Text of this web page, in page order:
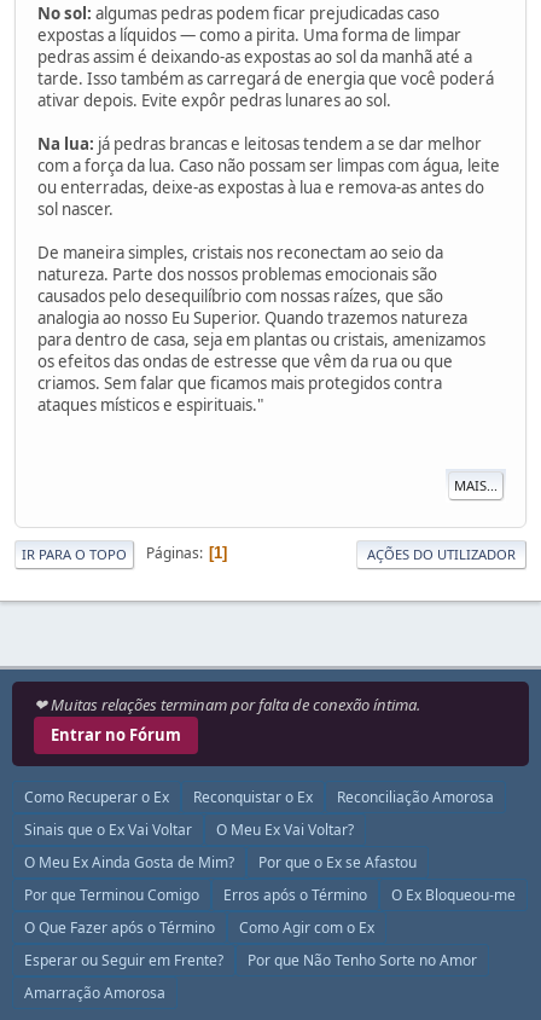
No sol: algumas pedras podem ficar prejudicadas caso
expostas a líquidos — como a pirita. Uma forma de limpar
pedras assim é deixando-as expostas ao sol da manhã até a
tarde. Isso também as carregará de energia que você poderá
ativar depois. Evite expôr pedras lunares ao sol.
Na lua: já pedras brancas e leitosas tendem a se dar melhor
com a força da lua. Caso não possam ser limpas com água, leite
ou enterradas, deixe-as expostas à lua e remova-as antes do
sol nascer.
De maneira simples, cristais nos reconectam ao seio da
natureza. Parte dos nossos problemas emocionais são
causados pelo desequilíbrio com nossas raízes, que são
analogia ao nosso Eu Superior. Quando trazemos natureza
para dentro de casa, seja em plantas ou cristais, amenizamos
os efeitos das ondas de estresse que vêm da rua ou que
criamos. Sem falar que ficamos mais protegidos contra
ataques místicos e espirituais."
MAIS...
IR PARA O TOPO Páginas 1 AÇÕES DO UTILIZADOR
❤ Muitas relações terminam por falta de conexão íntima.
Entrar no Fórum
Como Recuperar o Ex Reconquistar o Ex
Reconciliação Amorosa
Sinais que o Ex Vai Voltar
O Meu Ex Vai Voltar?
O Meu Ex Ainda Gosta de Mim?
Por que o Ex se Afastou
Por que Terminou Comigo
Erros após o Término
O Ex Bloqueou-me
O Que Fazer após o Término
Como Agir com o Ex
Esperar ou Seguir em Frente?
Por que Não Tenho Sorte no Amor
Amarração Amorosa